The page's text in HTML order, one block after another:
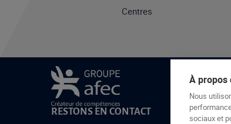
Le groupe
Centres
RESTONS EN CONTACT
À propos
Nous
sociaux et